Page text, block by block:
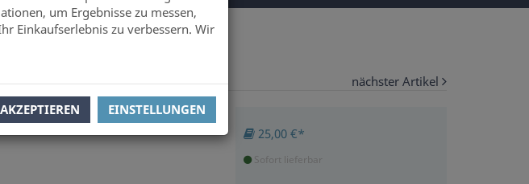
um Ergebnisse zu messen,
Einkaufserlebnis zu verbessern. Wir
EINSTELLUNGEN
Artikel 30 von 72 nächster Artikel
25,00 €*
Sofort lieferbar